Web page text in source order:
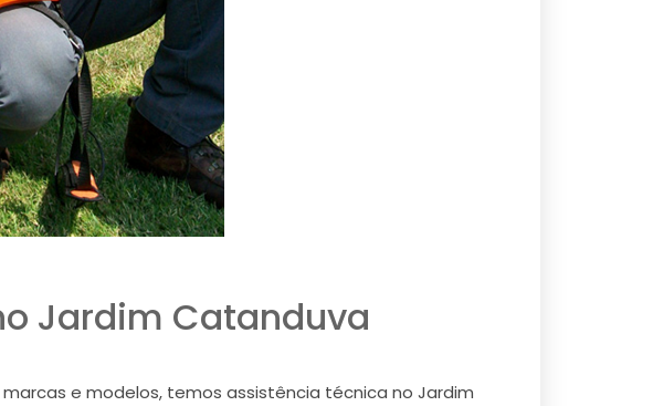
Jardim Catanduva
e modelos, temos assistência técnica no Jardim